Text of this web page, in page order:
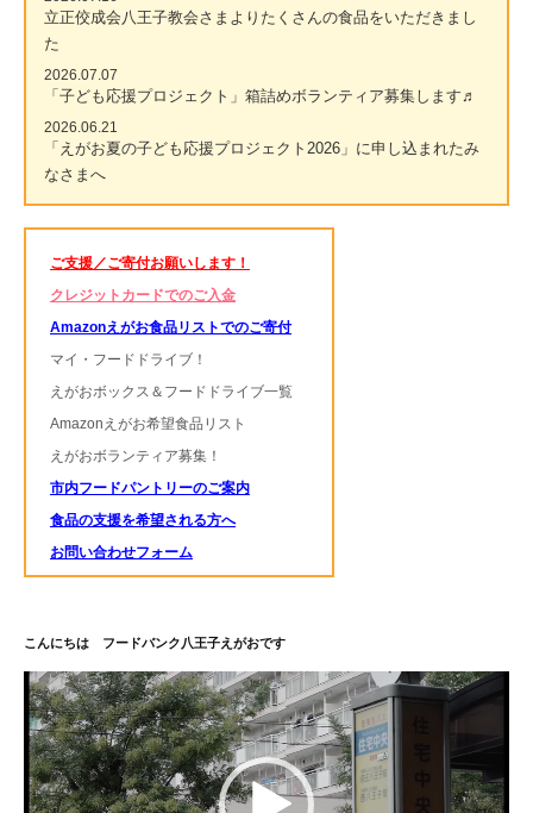
立正佼成会八王子教会さまよりたくさんの食品をいただきまし
た
2026.07.07
「子ども応援プロジェクト」箱詰めボランティア募集します♬
2026.06.21
「えがお夏の子ども応援プロジェクト2026」に申し込まれたみ
なさまへ
ご支援／ご寄付お願いします！
クレジットカードでのご入金
Amazonえがお食品リストでのご寄付
マイ・フードドライブ！
えがおボックス＆フードドライブ一覧
Amazonえがお希望食品リスト
えがおボランティア募集！
市内フードパントリーのご案内
食品の支援を希望される方へ
お問い合わせフォーム
こんにちは フードバンク八王子えがおです
動
画
プ
レ
ー
ヤ